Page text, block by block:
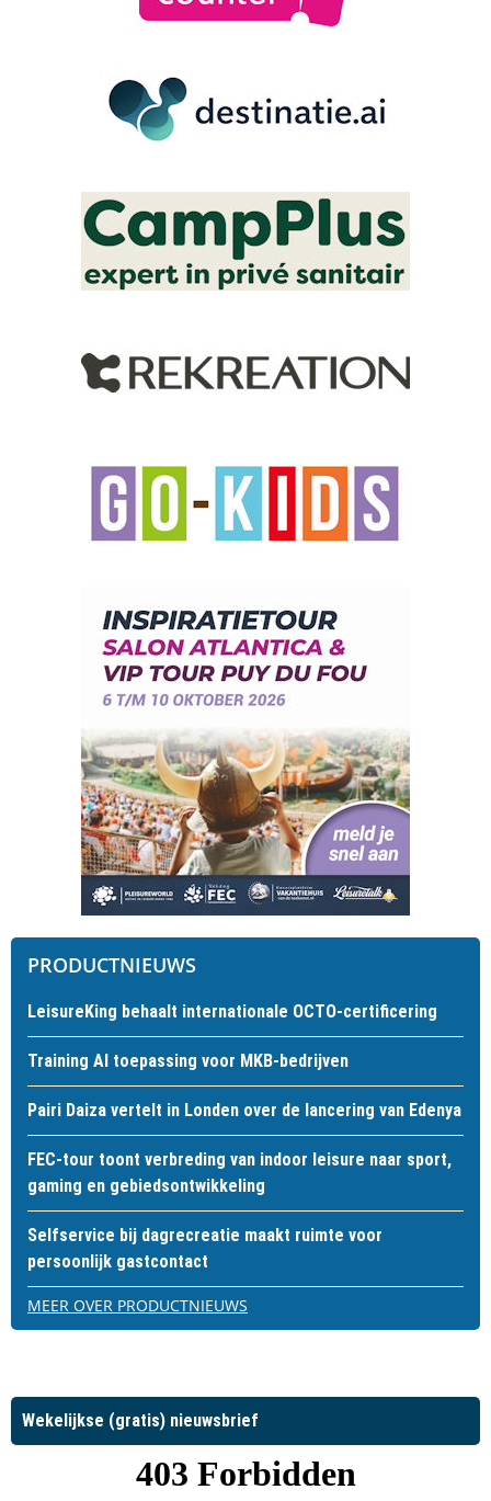
PRODUCTNIEUWS
LeisureKing behaalt internationale OCTO-certificering
Training AI toepassing voor MKB-bedrijven
Pairi Daiza vertelt in Londen over de lancering van Edenya
FEC-tour toont verbreding van indoor leisure naar sport,
gaming en gebiedsontwikkeling
Selfservice bij dagrecreatie maakt ruimte voor
persoonlijk gastcontact
MEER OVER PRODUCTNIEUWS
Wekelijkse (gratis) nieuwsbrief